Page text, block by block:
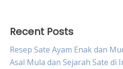
Recent Posts
Resep Sate Ayam Enak dan
Asal Mula dan Sejarah Sate di